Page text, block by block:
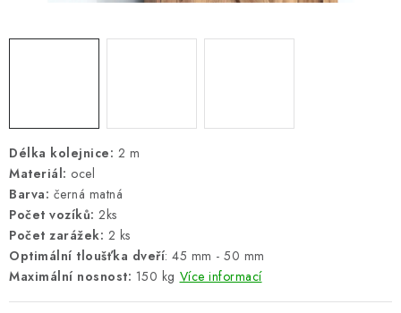
HODNOCENÍ OBCHODU
B2B - VELKOOBCHOD
NAPIŠTE NÁM
KONTAKTY
BLOG
Délka kolejnice: 2 m
Materiál: ocel
Barva: černá matná
Počet vozíků: 2ks
Počet zarážek: 2 ks
Optimální tloušťka dveří: 45 mm - 50 mm
Maximální nosnost: 150 kg Více informací